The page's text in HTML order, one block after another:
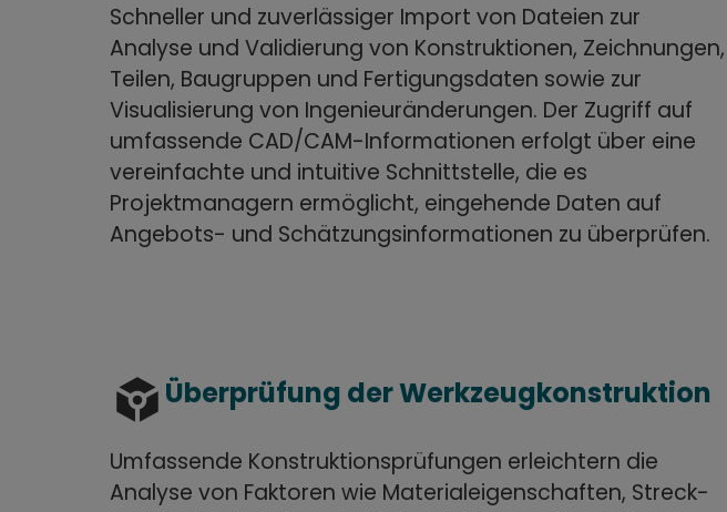
Schneller und zuverlässiger Import von Dateien zur
Analyse und Validierung von Konstruktionen, Zeichnungen,
Teilen, Baugruppen und Fertigungsdaten sowie zur
Visualisierung von Ingenieuränderungen. Der Zugriff auf
umfassende CAD/CAM-Informationen erfolgt über eine
vereinfachte und intuitive Schnittstelle, die es
Projektmanagern ermöglicht, eingehende Daten auf
Angebots- und Schätzungsinformationen zu überprüfen.
token Überprüfung der Werkzeugkonstruktion
Umfassende Konstruktionsprüfungen erleichtern die
Analyse von Faktoren wie Materialeigenschaften, Streck-